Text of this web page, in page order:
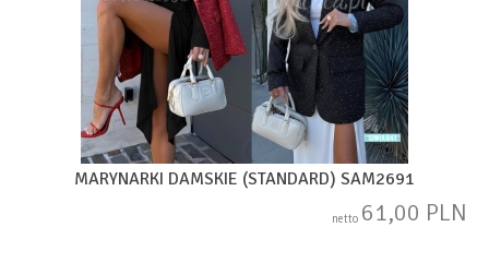
MARYNARKI DAMSKIE (STANDARD) SAM2691
netto 61,00 PLN